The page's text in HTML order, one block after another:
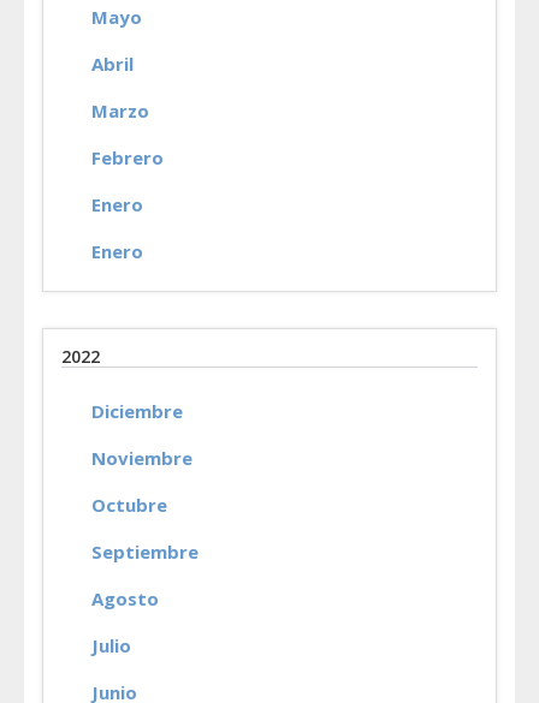
Mayo
Abril
Marzo
Febrero
Enero
Enero
2022
Diciembre
Noviembre
Octubre
Septiembre
Agosto
Julio
Junio